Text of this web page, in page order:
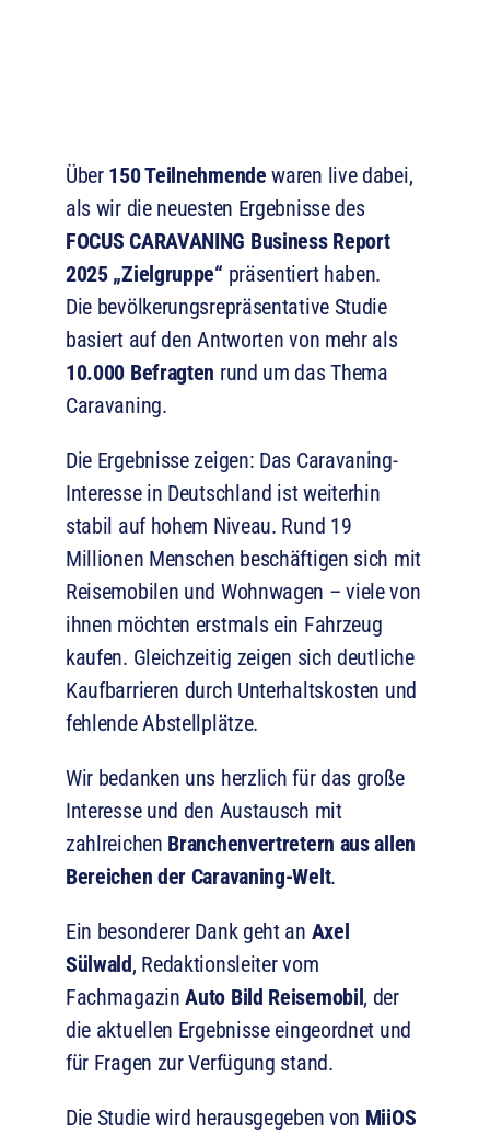
Über 150 Teilnehmende waren live dabei,
als wir die neuesten Ergebnisse des
FOCUS CARAVANING Business Report
2025 „Zielgruppe“ präsentiert haben.
Die bevölkerungsrepräsentative Studie
basiert auf den Antworten von mehr als
10.000 Befragten rund um das Thema
Caravaning.
Die Ergebnisse zeigen: Das Caravaning-
Interesse in Deutschland ist weiterhin
stabil auf hohem Niveau. Rund 19
Millionen Menschen beschäftigen sich mit
Reisemobilen und Wohnwagen – viele von
ihnen möchten erstmals ein Fahrzeug
kaufen. Gleichzeitig zeigen sich deutliche
Kaufbarrieren durch Unterhaltskosten und
fehlende Abstellplätze.
Wir bedanken uns herzlich für das große
Interesse und den Austausch mit
zahlreichen Branchenvertretern aus allen
Bereichen der Caravaning-Welt.
Ein besonderer Dank geht an Axel
Sülwald, Redaktionsleiter vom
FachmagazinAuto Bild Reisemobil, der
die aktuellen Ergebnisse eingeordnet und
für Fragen zur Verfügung stand.
Die Studie wird herausgegeben von MiiOS